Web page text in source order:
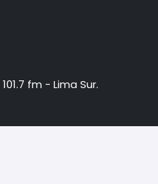
fm - Lima Sur.